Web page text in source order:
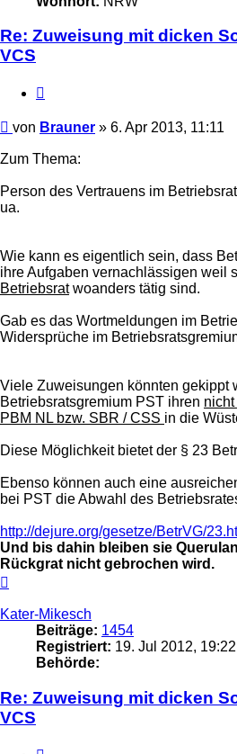
Re: Zuweisung mit dicken
VCS
Beitrag
von Brauner » 6. Apr 2013, 11:11
Zum Thema:
Person des Vertrauens im
ua.
Wie kann es eigentlich sein, dass
ihre Aufgaben vernachlässigen weil
Betriebsratwoanders tätig sind.
Gab es das Wortmeldungen im
Widersprüche im
Viele Zuweisungen könnten gekippt
Betriebsratsgremium PST ihren
PBM NL bzw. SBR / CSS in die
Diese Möglichkeit bietet der § 23
Ebenso können auch eine
bei PST die Abwahl des
http://dejure.org/gesetze/BetrVG/
Und bis dahin bleiben sie
Rückgrat nicht gebrochen wird.
Kater-Mikesch
Beiträge: 1454
Registriert: 19. Jul 2012, 19:22
Behörde:
Re: Zuweisung mit dicken
VCS